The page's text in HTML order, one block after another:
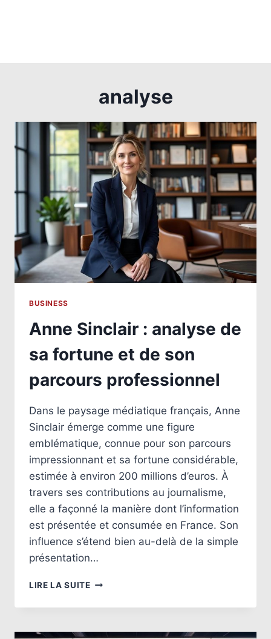
analyse
BUSINESS
Anne Sinclair : analyse de
sa fortune et de son
parcours professionnel
Dans le paysage médiatique français, Anne
Sinclair émerge comme une figure
emblématique, connue pour son parcours
impressionnant et sa fortune considérable,
estimée à environ 200 millions d’euros. À
travers ses contributions au journalisme,
elle a façonné la manière dont l’information
est présentée et consumée en France. Son
influence s’étend bien au-delà de la simple
présentation…
LIRE LA SUITEANNE
:
DE